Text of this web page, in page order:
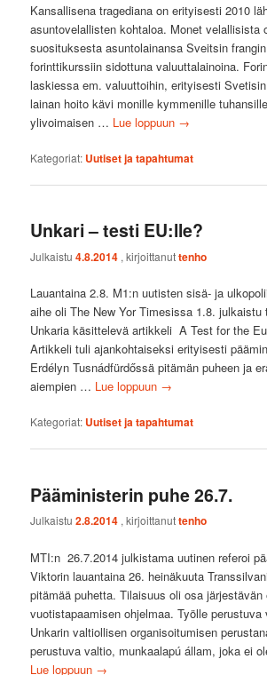
Kansallisena tragediana on erityisesti 2010
asuntovelallisten kohtaloa. Monet velallisista
suosituksesta asuntolainansa Sveitsin
forinttikurssiin sidottuna valuuttalainoina.
laskiessa em. valuuttoihin, erityisesti
lainan hoito kävi monille kymmenille
ylivoimaisen … Lue loppuun →
Kategoriat: Uutiset ja tapahtumat
Unkari – testi EU:lle?
Julkaistu4.8.2014 , kirjoittanuttenho
Lauantaina 2.8. M1:n uutisten sisä- ja
aihe oli The New Yor Timesissa 1.8. julkaistu
Unkaria käsittelevä artikkeli A Test for the
Artikkeli tuli ajankohtaiseksi erityisesti
Erdélyn Tusnádfürdőssä pitämän puheen ja
aiempien … Lue loppuun →
Kategoriat: Uutiset ja tapahtumat
Pääministerin puhe 26.7.
Julkaistu2.8.2014 , kirjoittanuttenho
MTI:n 26.7.2014 julkistama uutinen referoi
Viktorin lauantaina 26. heinäkuuta
pitämää puhetta. Tilaisuus oli osa järjestävän
vuotistapaamisen ohjelmaa. Työlle perustuva
Unkarin valtiollisen organisoitumisen
perustuva valtio, munkaalapú állam, joka ei
Lue loppuun →